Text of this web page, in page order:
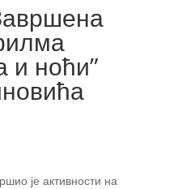
и ноћи”
је активности на